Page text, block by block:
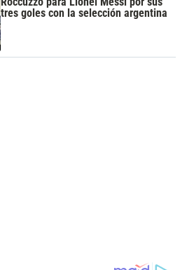
tres goles con la selección argentina